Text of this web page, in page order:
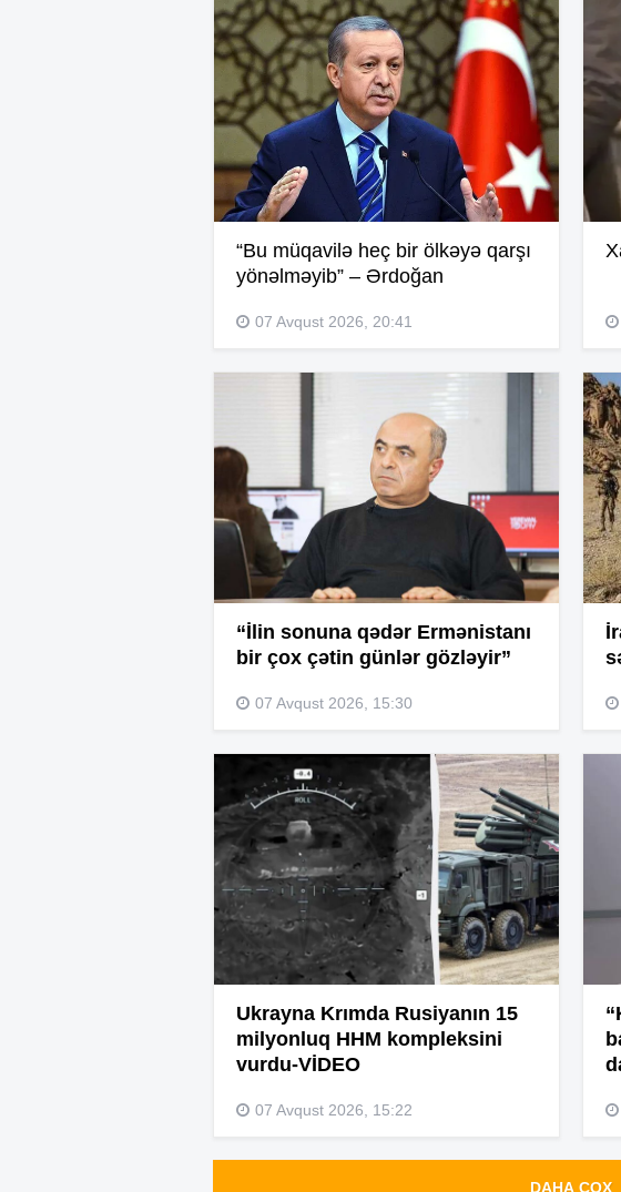
“Bu müqavilə heç bir ölkəyə qarşı
yönəlməyib” – Ərdoğan
07 Avqust 2026, 20:41
“İlin sonuna qədər Ermənistanı
bir çox çətin günlər gözləyir”
07 Avqust 2026, 15:30
Ukrayna Krımda Rusiyanın 15
milyonluq HHM kompleksini
vurdu-VİDEO
07 Avqust 2026, 15:22
DAHA ÇOX